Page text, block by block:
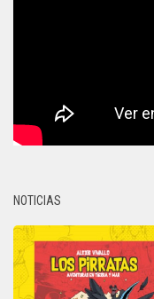
NOTICIAS